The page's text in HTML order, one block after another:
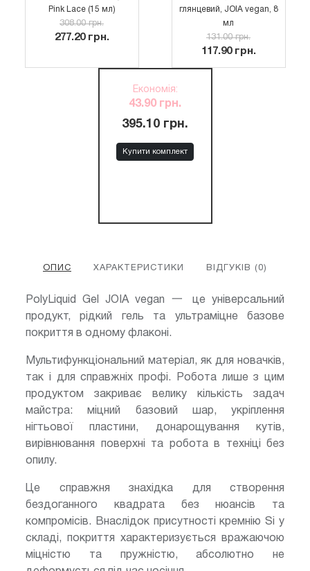
Pink Lace (15 мл)
308.00 грн.
277.20 грн.
глянцевий, JOIA vegan, 8
мл
131.00 грн.
117.90 грн.
Економія:
43.90 грн.
395.10 грн.
Купити комплект
ОПИС ХАРАКТЕРИСТИКИ ВІДГУКІВ (0)
PolyLiquid Gel JOIA vegan 一 це універсальний
продукт, рідкий гель та ультраміцне базове
покриття в одному флаконі.
Мультифункціональний матеріал, як для новачків,
так і для справжніх профі. Робота лише з цим
продуктом закриває велику кількість задач
майстра: міцний базовий шар, укріплення
нігтьової пластини, донарощування кутів,
вирівнювання поверхні та робота в техніці без
опилу.
Це справжня знахідка для створення
бездоганного квадрата без нюансів та
компромісів. Внаслідок присутності кремнію Si у
складі, покриття характеризується вражаючою
міцністю та пружністю, абсолютно не